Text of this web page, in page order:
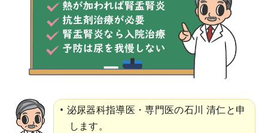
泌尿器科指導医・専門医の石川 清仁と申
します。